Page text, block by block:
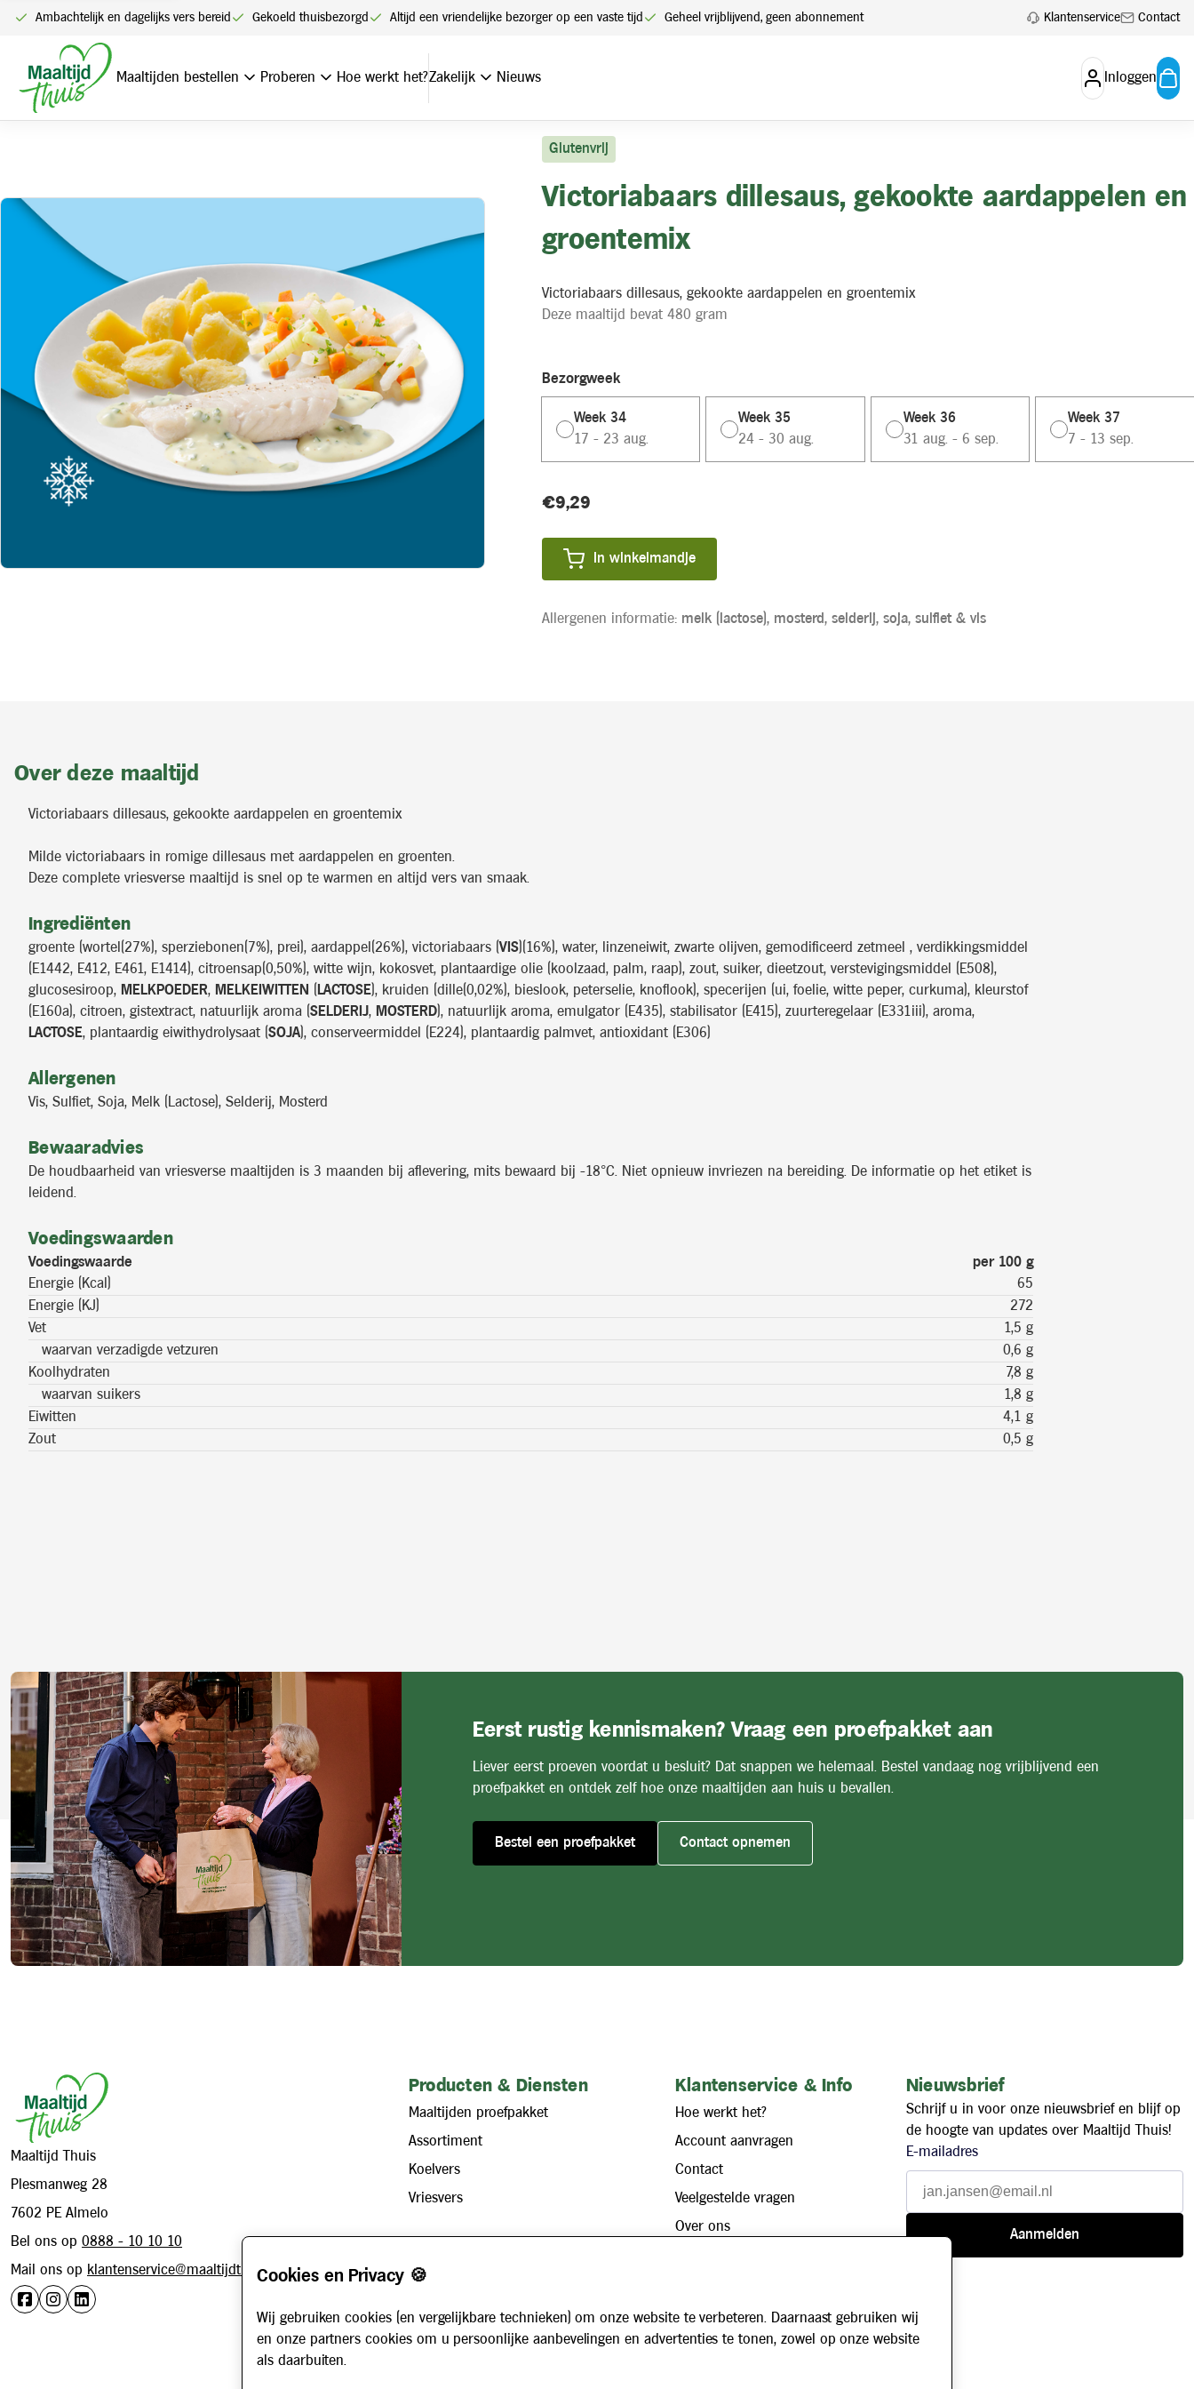
Ambachtelijk en dagelijks vers bereid Gekoeld thuisbezorgd Altijd een vriendelijke bezorger op een vaste tijd Geheel vrijblijvend, geen abonnement Klantenservice Contact
Maaltijden bestellen Proberen Hoe werkt het?Zakelijk Nieuws Inloggen
HomeVictoriabaars dillesaus, gekookte aardappelen en groentemix
Glutenvrij
Victoriabaars dillesaus, gekookte aardappelen en
groentemix
Victoriabaars dillesaus, gekookte aardappelen en groentemix
Deze maaltijd bevat 480 gram
Bezorgweek
Week 34
17 - 23 aug.
Week 35
24 - 30 aug.
Week 36
31 aug. - 6 sep.
Week 37
7 - 13 sep.
Huidige
Product
prijs:
€9,29
In winkelmandje
Allergenen informatie: melk (lactose), mosterd, selderij, soja, sulfiet & vis
Over deze maaltijd
Victoriabaars dillesaus, gekookte aardappelen en groentemix
Milde victoriabaars in romige dillesaus met aardappelen en groenten.
Deze complete vriesverse maaltijd is snel op te warmen en altijd vers van smaak.
Ingrediënten
groente (wortel(27%), sperziebonen(7%), prei), aardappel(26%), victoriabaars (VIS)(16%), water, linzeneiwit, zwarte olijven, gemodificeerd zetmeel , verdikkingsmiddel
(E1442, E412, E461, E1414), citroensap(0,50%), witte wijn, kokosvet, plantaardige olie (koolzaad, palm, raap), zout, suiker, dieetzout, verstevigingsmiddel (E508),
glucosesiroop, MELKPOEDER, MELKEIWITTEN ( LACTOSE), kruiden (dille(0,02%), bieslook, peterselie, knoflook), specerijen (ui, foelie, witte peper, curkuma), kleurstof
(E160a), citroen, gistextract, natuurlijk aroma (SELDERIJ, MOSTERD), natuurlijk aroma, emulgator (E435), stabilisator (E415), zuurteregelaar (E331iii), aroma,
LACTOSE, plantaardig eiwithydrolysaat (SOJA), conserveermiddel (E224), plantaardig palmvet, antioxidant (E306)
Allergenen
Vis, Sulfiet, Soja, Melk (Lactose), Selderij, Mosterd
Bewaaradvies
De houdbaarheid van vriesverse maaltijden is 3 maanden bij aflevering, mits bewaard bij -18°C. Niet opnieuw invriezen na bereiding. De informatie op het etiket is
leidend.
Voedingswaarden
Voedingswaarde
per 100 g
Energie (Kcal)
65
Energie (KJ)
272
Vet
1,5 g
waarvan verzadigde vetzuren
0,6 g
Koolhydraten
7,8 g
waarvan suikers
1,8 g
Eiwitten
4,1 g
Zout
0,5 g
Eerst rustig kennismaken? Vraag een proefpakket aan
Liever eerst proeven voordat u besluit? Dat snappen we helemaal. Bestel vandaag nog vrijblijvend een
proefpakket en ontdek zelf hoe onze maaltijden aan huis u bevallen.
Bestel een proefpakket Contact opnemen
Maaltijd Thuis
Plesmanweg 28
7602 PE Almelo
Bel ons op 0888 - 10 10 10
Mail ons op klantenservice@maaltijdthuis.nl
Producten & Diensten
Maaltijden proefpakket
Assortiment
Koelvers
Vriesvers
Maaltijdservice voor bedrijven
Voor instellingen
Algemene voorwaarden
Klantenservice & Info
Hoe werkt het?
Account aanvragen
Contact
Veelgestelde vragen
Over ons
Nieuwsbrief
Schrijf u in voor onze nieuwsbrief en blijf op
de hoogte van updates over Maaltijd Thuis!
E-mailadres
Cookies en Privacy 🍪
Wij gebruiken cookies (en vergelijkbare technieken) om onze website te verbeteren. Daarnaast gebruiken wij
en onze partners cookies om u persoonlijke aanbevelingen en advertenties te tonen, zowel op onze website
als daarbuiten.